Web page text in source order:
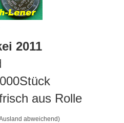
2011
aus Rolle
abweichend)